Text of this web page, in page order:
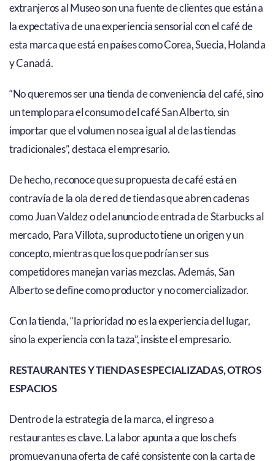
extranjeros al Museo son una fuente de clientes que están a
la expectativa de una experiencia sensorial con el café de
esta marca que está en países como Corea, Suecia, Holanda
y Canadá.
“No queremos ser una tienda de conveniencia del café, sino
un templo para el consumo del café San Alberto, sin
importar que el volumen no sea igual al de las tiendas
tradicionales”, destaca el empresario.
De hecho, reconoce que su propuesta de café está en
contravía de la ola de red de tiendas que abren cadenas
como Juan Valdez o del anuncio de entrada de Starbucks al
mercado, Para Villota, su producto tiene un origen y un
concepto, mientras que los que podrían ser sus
competidores manejan varias mezclas. Además, San
Alberto se define como productor y no comercializador.
Con la tienda, “la prioridad no es la experiencia del lugar,
sino la experiencia con la taza”, insiste el empresario.
RESTAURANTES Y TIENDAS ESPECIALIZADAS, OTROS
ESPACIOS
Dentro de la estrategia de la marca, el ingreso a
restaurantes es clave. La labor apunta a que los chefs
promuevan una oferta de café consistente con la carta de